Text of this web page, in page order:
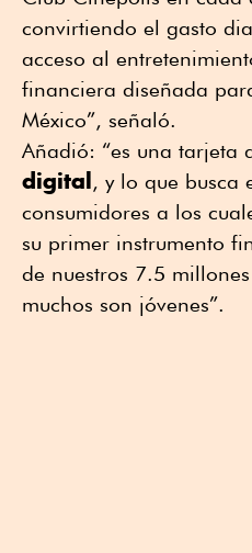
convirtiendo el gasto
acceso al
financiera diseñada
México”, señaló.
Añadió: “es una tarjeta
digital , y lo que busca
consumidores a los
su primer instrumento
de nuestros 7.5
muchos son jóvenes”.